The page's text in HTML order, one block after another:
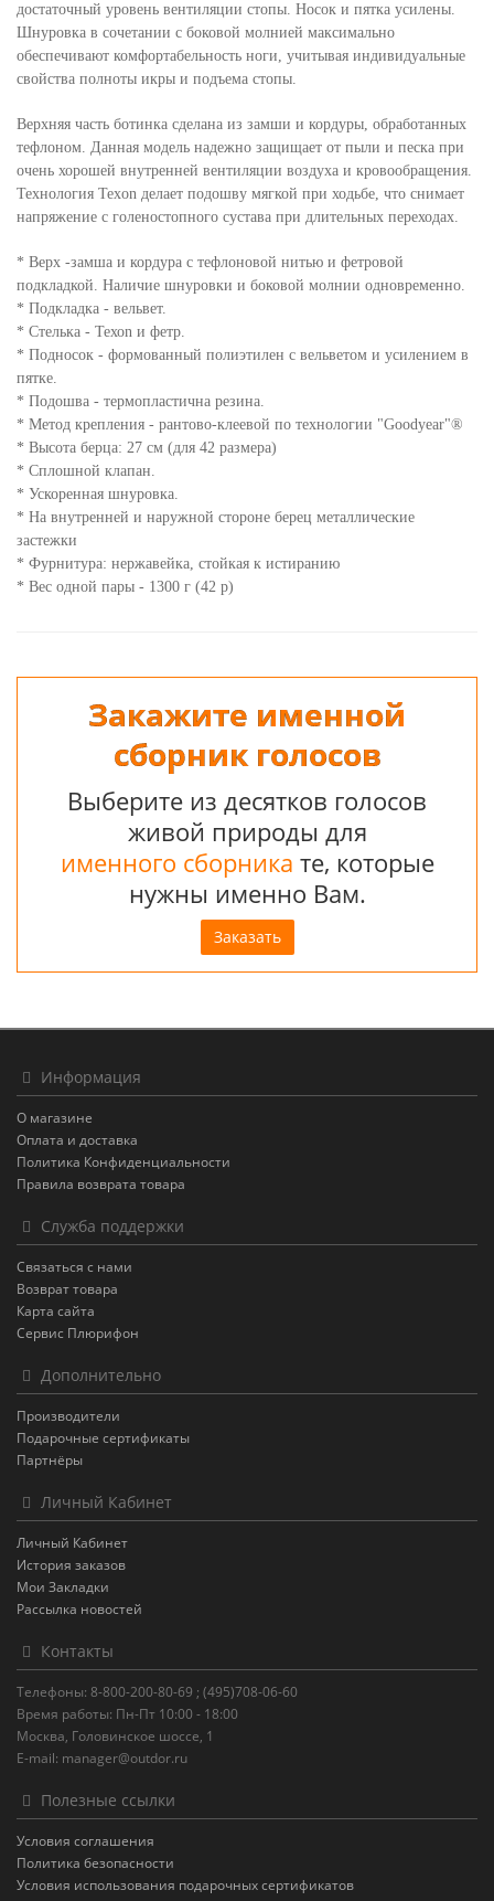
достаточный уровень вентиляции стопы. Носок и пятка усилены.
Шнуровка в сочетании с боковой молнией максимально
обеспечивают комфортабельность ноги, учитывая индивидуальные
свойства полноты икры и подъема стопы.
Верхняя часть ботинка сделана из замши и кордуры, обработанных
тефлоном. Данная модель надежно защищает от пыли и песка при
очень хорошей внутренней вентиляции воздуха и кровообращения.
Технология Texon делает подошву мягкой при ходьбе, что снимает
напряжение с голеностопного сустава при длительных переходах.
* Верх -замша и кордура с тефлоновой нитью и фетровой
подкладкой. Наличие шнуровки и боковой молнии одновременно.
* Подкладка - вельвет.
* Стелька - Техоn и фетр.
* Подносок - формованный полиэтилен с вельветом и усилением в
пятке.
* Подошва - термопластична резина.
* Метод крепления - рантово-клеевой по технологии "Goodyear"®
* Высота берца: 27 см (для 42 размера)
* Сплошной клапан.
* Ускоренная шнуровка.
* На внутренней и наружной стороне берец металлические
застежки
* Фурнитура: нержавейка, стойкая к истиранию
* Вес одной пары - 1300 г (42 р)
Закажите именной
сборник голосов
Выберите из десятков голосов
живой природы для
именного сборника те, которые
нужны именно Вам.
Заказать
Информация
О магазине
Оплата и доставка
Политика Конфиденциальности
Правила возврата товара
Служба поддержки
Связаться с нами
Возврат товара
Карта сайта
Сервис Плюрифон
Дополнительно
Производители
Подарочные сертификаты
Партнёры
Личный Кабинет
Личный Кабинет
История заказов
Мои Закладки
Рассылка новостей
Контакты
Телефоны: 8-800-200-80-69 ; (495)708-06-60
Время работы: Пн-Пт 10:00 - 18:00
Москва, Головинское шоссе, 1
E-mail: manager@outdor.ru
Полезные ссылки
Условия соглашения
Политика безопасности
Условия использования подарочных сертификатов